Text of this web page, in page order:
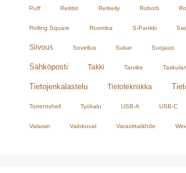
Puff Reititin Retkeily Robotti
Rolling Square Roomba S-Pankki
Siivous Sovellus Sukat Suojaus
Sähköposti Takki Tarvike
Tietojenkalastelu Tietotekniikka
Torrentshell Työkalu USB-A USB-C
Valaisin Valokuvat Varavirtalähde